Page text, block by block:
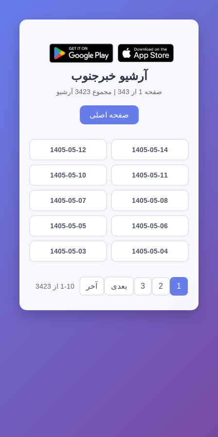
آرشیو خبرجنوب
صفحه 1 از 343 | مجموع 3423 آرشیو
صفحه اصلی
1405-05-14
1405-05-12
1405-05-11
1405-05-10
1405-05-08
1405-05-07
1405-05-06
1405-05-05
1405-05-04
1405-05-03
1
2
3 بعدی آخر 1-10 از 3423